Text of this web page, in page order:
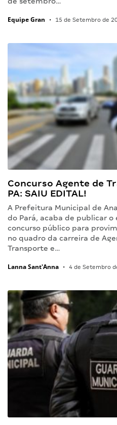
Equipe Gran • 15 de Setembro de
Concurso Agente de
PA: SAIU EDITAL!
A Prefeitura Municipal de
do Pará, acaba de publicar
concurso público para
no quadro da carreira de
Transporte e…
Lanna Sant'Anna • 4 de Setembro